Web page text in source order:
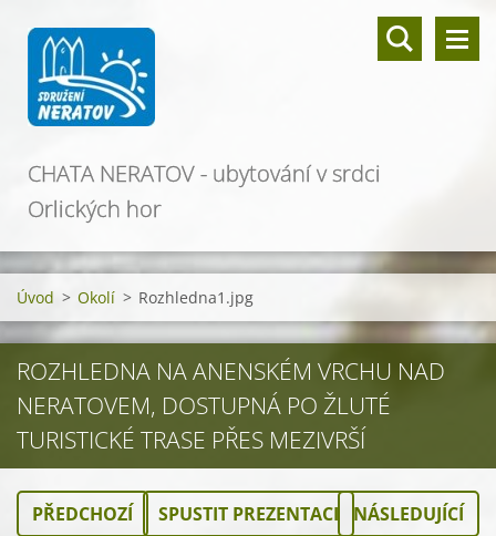
CHATA NERATOV - ubytování v srdci
Orlických hor
Úvod > Okolí > Rozhledna1.jpg
ROZHLEDNA NA ANENSKÉM VRCHU NAD
NERATOVEM, DOSTUPNÁ PO ŽLUTÉ
TURISTICKÉ TRASE PŘES MEZIVRŠÍ
PŘEDCHOZÍ SPUSTIT PREZENTACI NÁSLEDUJÍCÍ